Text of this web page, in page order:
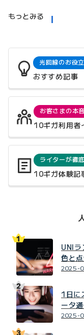
もっとみる
光回線のお役
おすすめ記事
お客さまの本
10ギガ利用者
ライターが徹
10ギガ体験記
UNIラ
色と
2025-
1日に
ータ
2025-